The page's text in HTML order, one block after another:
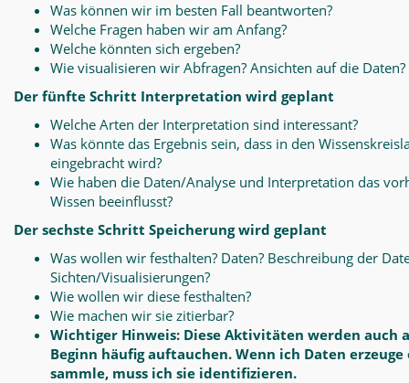
Was können wir im besten Fall beantworten?
Welche Fragen haben wir am Anfang?
Welche könnten sich ergeben?
Wie visualisieren wir Abfragen? Ansichten auf die Daten?
Der fünfte Schritt Interpretation wird geplant
Welche Arten der Interpretation sind interessant?
Was könnte das Ergebnis sein, dass in den
eingebracht wird?
Wie haben die Daten/Analyse und Interpretation das
Wissen beeinflusst?
Der sechste Schritt Speicherung wird geplant
Was wollen wir festhalten? Daten? Beschreibung der
Sichten/Visualisierungen?
Wie wollen wir diese festhalten?
Wie machen wir sie zitierbar?
Wichtiger Hinweis: Diese Aktivitäten werden auch
Beginn häufig auftauchen. Wenn ich Daten erzeuge
sammle, muss ich sie identifizieren.